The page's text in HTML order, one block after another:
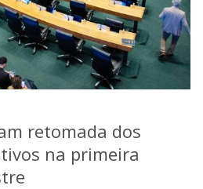
retomada dos
na primeira